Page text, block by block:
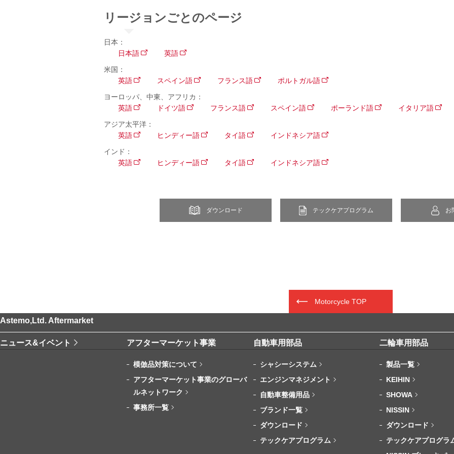
リージョンごとのページ
日本：
日本語
英語
米国：
英語
スペイン語 フランス語
ポルトガル語
ヨーロッパ、中東、アフリカ：
英語
ドイツ語 フランス語 スペイン語 ポーランド語 イタリア語
アジア太平洋：
英語
ヒンディー語 タイ語
インドネシア語
インド：
英語
ヒンディー語 タイ語 インドネシア語
ダウンロード テックケアプログラム お
Motorcycle TOP
Astemo,Ltd. Aftermarket
ニュース&イベント アフターマーケット事業
模倣品対策について
アフターマーケット事業のグローバ
ルネットワーク
事務所一覧
自動車用部品
シャシーシステム
エンジンマネジメント
自動車整備用品
ブランド一覧
ダウンロード
テックケアプログラム
二輪車用部品
製品一覧
KEIHIN
SHOWA
NISSIN
ダウンロード
テックケアプログラ